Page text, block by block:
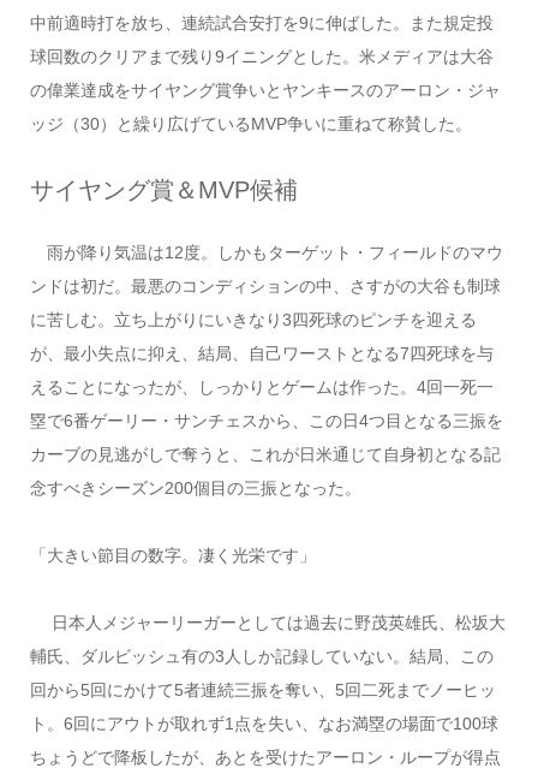
中前適時打を放ち、連続試合安打を9に伸ばした。また規定投
球回数のクリアまで残り9イニングとした。米メディアは大谷
の偉業達成をサイヤング賞争いとヤンキースのアーロン・ジャ
ッジ（30）と繰り広げているMVP争いに重ねて称賛した。
サイヤング賞＆MVP候補
雨が降り気温は12度。しかもターゲット・フィールドのマウ
ンドは初だ。最悪のコンディションの中、さすがの大谷も制球
に苦しむ。立ち上がりにいきなり3四死球のピンチを迎える
が、最小失点に抑え、結局、自己ワーストとなる7四死球を与
えることになったが、しっかりとゲームは作った。4回一死一
塁で6番ゲーリー・サンチェスから、この日4つ目となる三振を
カーブの見逃がしで奪うと、これが日米通じて自身初となる記
念すべきシーズン200個目の三振となった。
「大きい節目の数字。凄く光栄です」
日本人メジャーリーガーとしては過去に野茂英雄氏、松坂大
輔氏、ダルビッシュ有の3人しか記録していない。結局、この
回から5回にかけて5者連続三振を奪い、5回二死までノーヒッ
ト。6回にアウトが取れず1点を失い、なお満塁の場面で100球
ちょうどで降板したが、あとを受けたアーロン・ループが得点